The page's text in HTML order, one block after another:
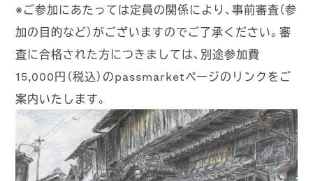
※ご参加にあたっては定員の関係により、事前審査（参
加の目的など）がございますのでご了承ください。審
査に合格された方につきましては、別途参加費
15,000円（税込）のpassmarketページのリンクをご
案内いたします。